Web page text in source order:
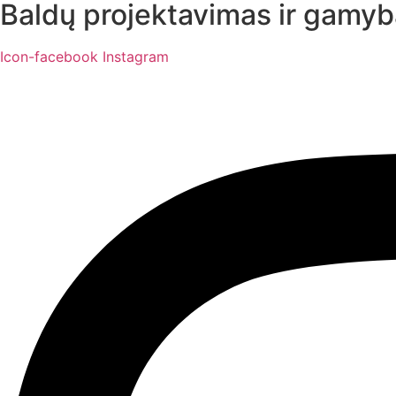
Baldų projektavimas ir
Icon-facebook Instagram